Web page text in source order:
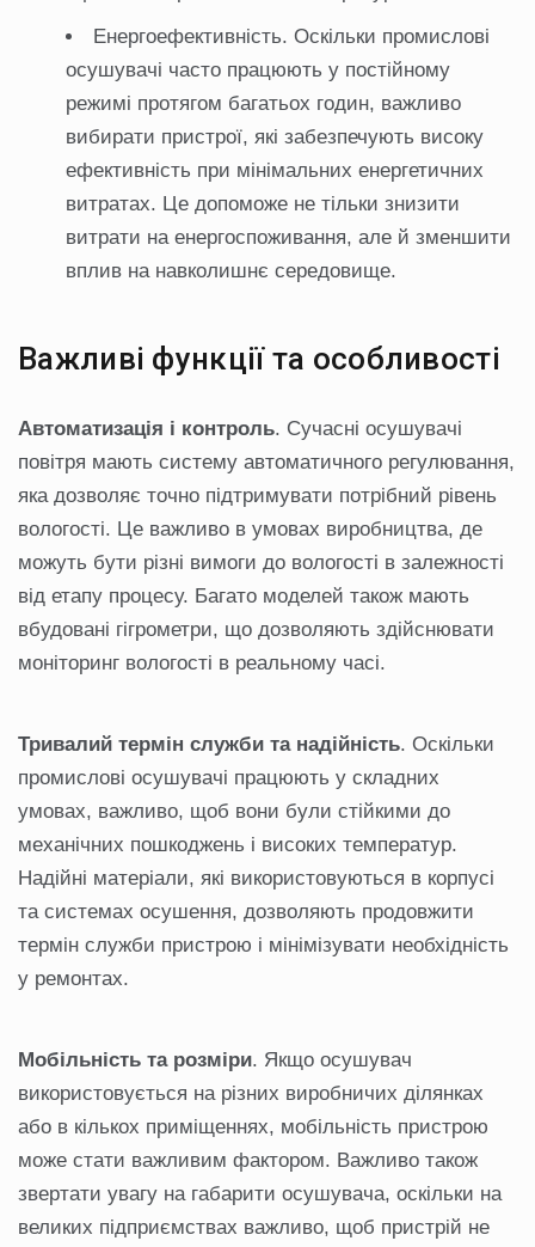
Енергоефективність. Оскільки промислові
осушувачі часто працюють у постійному
режимі протягом багатьох годин, важливо
вибирати пристрої, які забезпечують високу
ефективність при мінімальних енергетичних
витратах. Це допоможе не тільки знизити
витрати на енергоспоживання, але й зменшити
вплив на навколишнє середовище.
Важливі функції та особливості
Автоматизація і контроль. Сучасні осушувачі
повітря мають систему автоматичного регулювання,
яка дозволяє точно підтримувати потрібний рівень
вологості. Це важливо в умовах виробництва, де
можуть бути різні вимоги до вологості в залежності
від етапу процесу. Багато моделей також мають
вбудовані гігрометри, що дозволяють здійснювати
моніторинг вологості в реальному часі.
Тривалий термін служби та надійність. Оскільки
промислові осушувачі працюють у складних
умовах, важливо, щоб вони були стійкими до
механічних пошкоджень і високих температур.
Надійні матеріали, які використовуються в корпусі
та системах осушення, дозволяють продовжити
термін служби пристрою і мінімізувати необхідність
у ремонтах.
Мобільність та розміри. Якщо осушувач
використовується на різних виробничих ділянках
або в кількох приміщеннях, мобільність пристрою
може стати важливим фактором. Важливо також
звертати увагу на габарити осушувача, оскільки на
великих підприємствах важливо, щоб пристрій не